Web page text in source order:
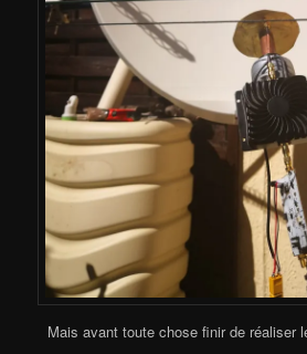
Mais avant toute chose finir de réaliser